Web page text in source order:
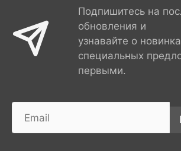
Подпишитесь на
обновления и
узнавайте о
специальных
первыми.